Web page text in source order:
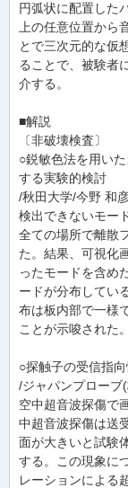
円弧状に配置した
上の任意位置から
とで三次元的な仮
ることで、被験者
介する。
■解説
〔非破壊検査〕
○鋭敏色法を用い
する実験的検討
/秋田大学/今野 和
検出できないモー
全ての場所で離散
た。結果、可視化
ったモードを含め
ードが分布してい
布は板内部で一様
ことが示唆された。
○探触子の受信指
/ジャパンプローブ
空中超音波探傷で
中超音波探傷は送
面が大きいと試験
する。この現象に
レーションによる